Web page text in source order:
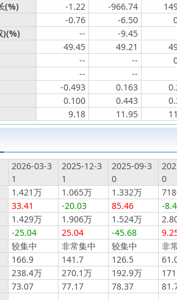
(%)
-1.22 -966.74
-0.76 -6.50
)(%)
--
-9.45
49.45 49.21
-- --
--
--
-0.493 0.163
0.100 0.443
9.18 11.95
2026-03-3
1
2025-12-3
1
2025-09-3
0
0
1.421万 1.065万 1.332万
33.41 -20.03 85.46
-
1.429万 1.906万 1.524万
-25.04 25.04 -45.68
较集中 非常集中 较集中
非
166.9 141.7 126.5
238.4万 270.1万 192.9万
73.07 77.17 78.37